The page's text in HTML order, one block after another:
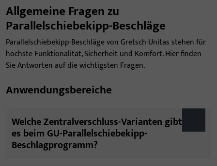
Allgemeine Fragen zu
Parallelschiebekipp-Beschläge
Parallelschiebekipp-Beschläge von Gretsch-Unitas stehen für
höchste Funktionalität, Sicherheit und Komfort. Hier finden
Sie Antworten auf die wichtigsten Fragen.
Anwendungsbereiche
Welche Zentralverschluss-Varianten gibt
es beim GU-Parallelschiebekipp-
Beschlagprogramm?